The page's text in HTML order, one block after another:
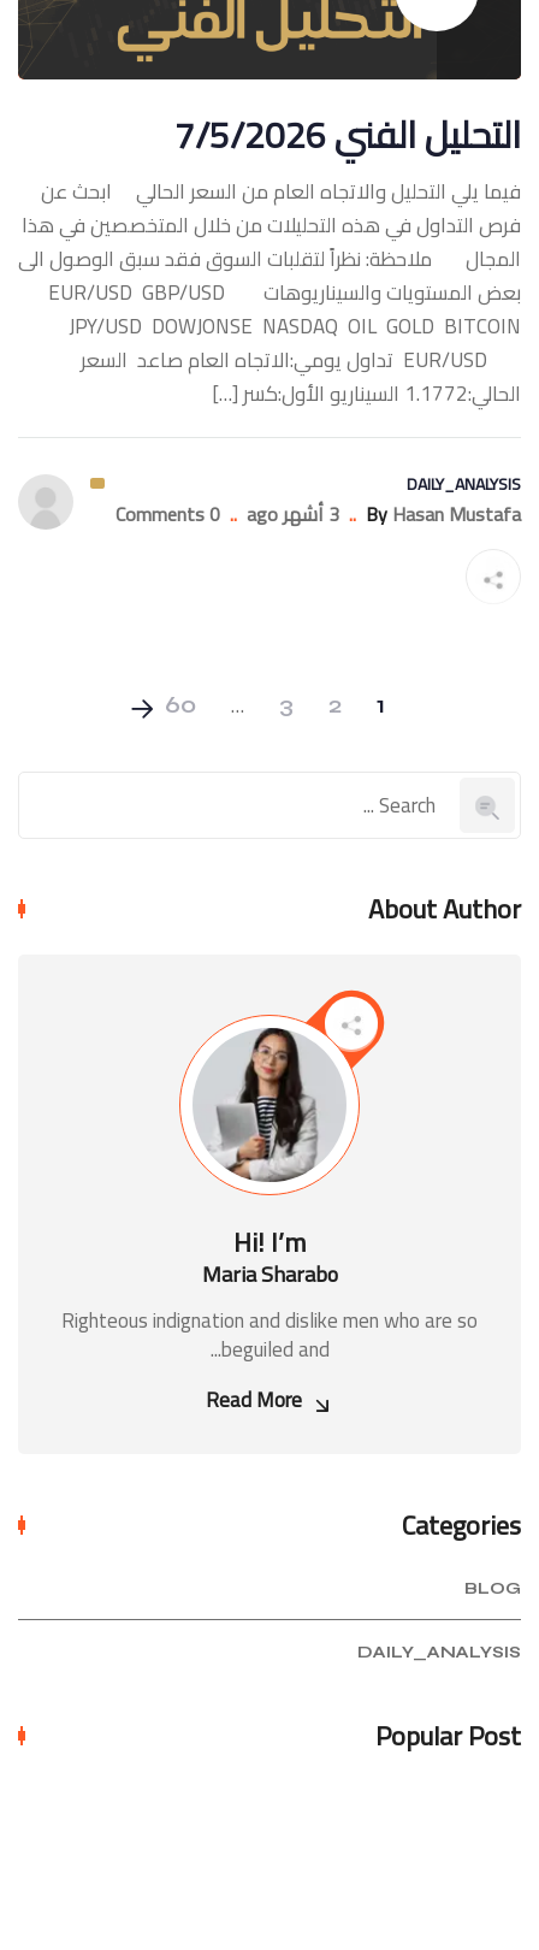
التحليل الفني 7/5/2026
فيما يلي التحليل والاتجاه العام من السعر الحالي ابحث عن
فرص التداول في هذه التحليلات من خلال المتخصصين في هذا
المجال ملاحظة: نظراً لتقلبات السوق فقد سبق الوصول الى
بعض المستويات والسيناريوهات ‏EUR/USD GBP/USD
JPY/USD DOWJONSE NASDAQ OIL GOLD BITCOIN
‏EUR/USD تداول يومي:الاتجاه العام صاعد السعر
الحالي:1.1772 السيناريو الأول:كسر […]
DAILY_ANALYSIS
ByHasan Mustafa
.. 3 أشهر ago ..
0 Comments
1
2
3
…
60
About Author
Hi! I’m
Maria Sharabo
Righteous indignation and dislike men who are so
beguiled and...
Read More
Categories
BLOG
DAILY_ANALYSIS
Popular Post